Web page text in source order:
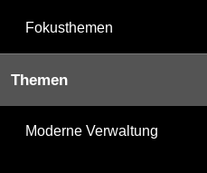
Fokusthemen
Themen
Moderne Verwaltung